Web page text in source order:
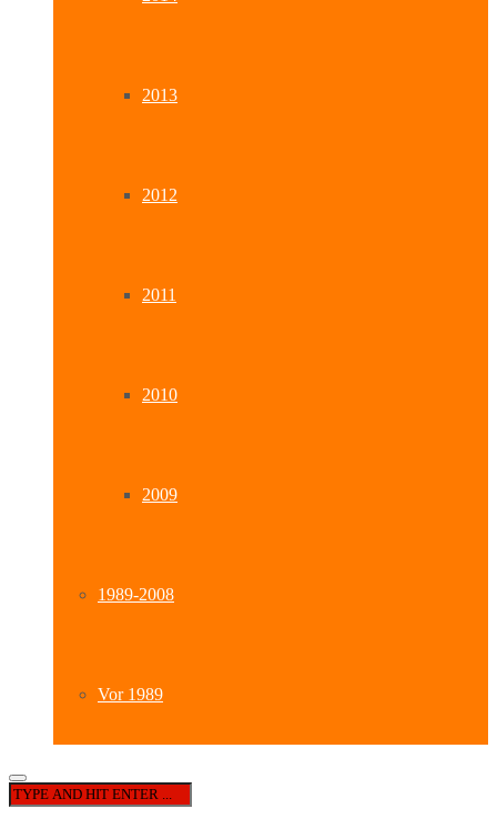
2013
2012
2011
2010
2009
1989-2008
Vor 1989